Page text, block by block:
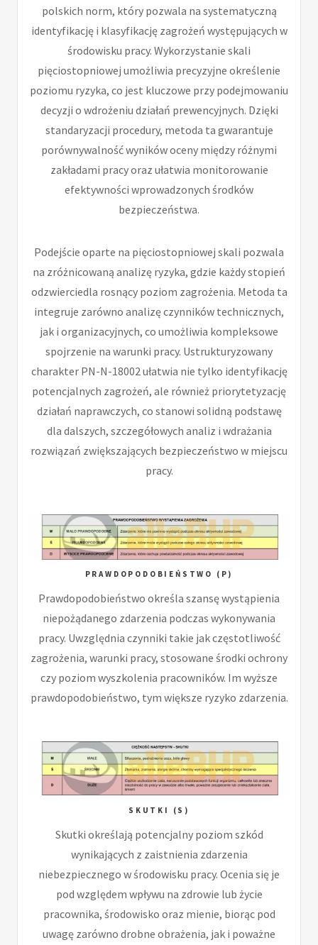
polskich norm, który pozwala na systematyczną
identyfikację i klasyfikację zagrożeń występujących w
środowisku pracy. Wykorzystanie skali
pięciostopniowej umożliwia precyzyjne określenie
poziomu ryzyka, co jest kluczowe przy podejmowaniu
decyzji o wdrożeniu działań prewencyjnych. Dzięki
standaryzacji procedury, metoda ta gwarantuje
porównywalność wyników oceny między różnymi
zakładami pracy oraz ułatwia monitorowanie
efektywności wprowadzonych środków
bezpieczeństwa.
Podejście oparte na pięciostopniowej skali pozwala
na zróżnicowaną analizę ryzyka, gdzie każdy stopień
odzwierciedla rosnący poziom zagrożenia. Metoda ta
integruje zarówno analizę czynników technicznych,
jak i organizacyjnych, co umożliwia kompleksowe
spojrzenie na warunki pracy. Ustrukturyzowany
charakter PN-N-18002 ułatwia nie tylko identyfikację
potencjalnych zagrożeń, ale również priorytetyzację
działań naprawczych, co stanowi solidną podstawę
dla dalszych, szczegółowych analiz i wdrażania
rozwiązań zwiększających bezpieczeństwo w miejscu
pracy.
PRAWDOPODOBIEŃSTWO (P)
Prawdopodobieństwo określa szansę wystąpienia
niepożądanego zdarzenia podczas wykonywania
pracy. Uwzględnia czynniki takie jak częstotliwość
zagrożenia, warunki pracy, stosowane środki ochrony
czy poziom wyszkolenia pracowników. Im wyższe
prawdopodobieństwo, tym większe ryzyko zdarzenia.
SKUTKI (S)
Skutki określają potencjalny poziom szkód
wynikających z zaistnienia zdarzenia
niebezpiecznego w środowisku pracy. Ocenia się je
pod względem wpływu na zdrowie lub życie
pracownika, środowisko oraz mienie, biorąc pod
uwagę zarówno drobne obrażenia, jak i poważne